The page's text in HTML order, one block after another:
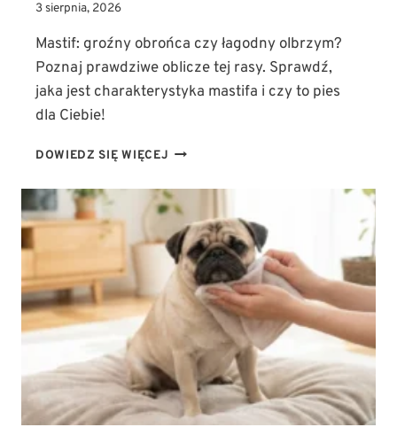
3 sierpnia, 2026
Mastif: groźny obrońca czy łagodny olbrzym?
Poznaj prawdziwe oblicze tej rasy. Sprawdź,
jaka jest charakterystyka mastifa i czy to pies
dla Ciebie!
DOWIEDZ SIĘ WIĘCEJ MASTIF:
STRÓŻ
CZY
CZUŁY
PRZYJACIEL?
POZNAJ
PRAWDZIWE
OBLICZE
RASY